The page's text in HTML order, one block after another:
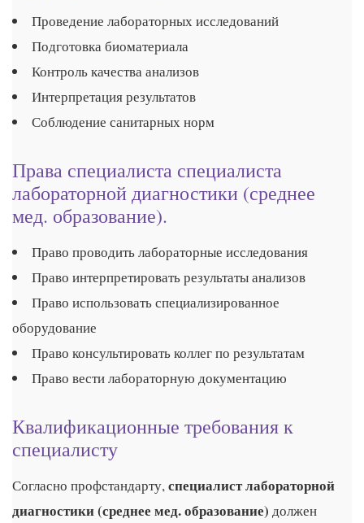
Проведение лабораторных исследований
Подготовка биоматериала
Контроль качества анализов
Интерпретация результатов
Соблюдение санитарных норм
Права специалиста специалиста
лабораторной диагностики (среднее
мед. образование).
Право проводить лабораторные исследования
Право интерпретировать результаты анализов
Право использовать специализированное
оборудование
Право консультировать коллег по результатам
Право вести лабораторную документацию
Квалификационные требования к
специалисту
Согласно профстандарту,специалист лабораторной
диагностики (среднее мед. образование) должен